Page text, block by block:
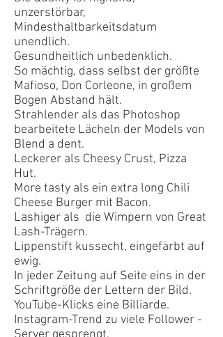
unzerstörbar,
Mindesthaltbarkeitsdatum
unendlich.
Gesundheitlich unbedenklich.
So mächtig, dass selbst der größte
Mafioso, Don Corleone, in großem
Bogen Abstand hält.
Strahlender als das Photoshop
bearbeitete Lächeln der Models von
Blend a dent.
Leckerer als Cheesy Crust, Pizza
Hut.
More tasty als ein extra long Chili
Cheese Burger mit Bacon.
Lashiger als die Wimpern von Great
Lash-Trägern.
Lippenstift kussecht, eingefärbt auf
ewig.
In jeder Zeitung auf Seite eins in der
Schriftgröße der Lettern der Bild.
YouTube-Klicks eine Billiarde.
Instagram-Trend zu viele Follower -